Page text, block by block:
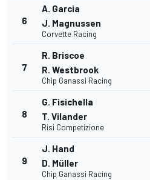
6
A. Garcia
J. Magnussen
Corvette Racing
7
R. Briscoe
R. Westbrook
Chip Ganassi Racing
8
G. Fisichella
T. Vilander
Risi Competizione
9
J. Hand
D. Müller
Chip Ganassi Racing